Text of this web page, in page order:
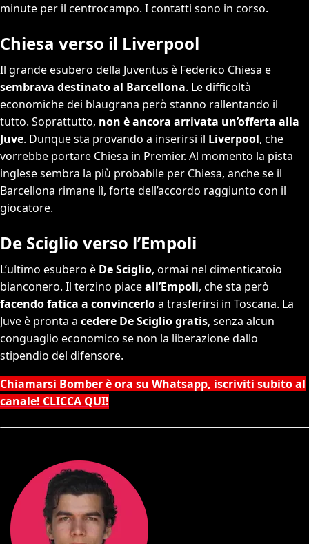
minute per il centrocampo. I contatti sono in corso.
Chiesa verso il Liverpool
Il grande esubero della Juventus è Federico Chiesa e
sembrava destinato al Barcellona. Le difficoltà
economiche dei blaugrana però stanno rallentando il
tutto. Soprattutto, non è ancora arrivata un’offerta alla
Juve. Dunque sta provando a inserirsi il Liverpool, che
vorrebbe portare Chiesa in Premier. Al momento la pista
inglese sembra la più probabile per Chiesa, anche se il
Barcellona rimane lì, forte dell’accordo raggiunto con il
giocatore.
De Sciglio verso l’Empoli
L’ultimo esubero è De Sciglio, ormai nel dimenticatoio
bianconero. Il terzino piaceall’Empoli, che sta però
facendo fatica a convincerloa trasferirsi in Toscana. La
Juve è pronta a cedere De Sciglio gratis, senza alcun
conguaglio economico se non la liberazione dallo
stipendio del difensore.
Chiamarsi Bomber è ora su Whatsapp, iscriviti subito al
canale! CLICCA QUI!